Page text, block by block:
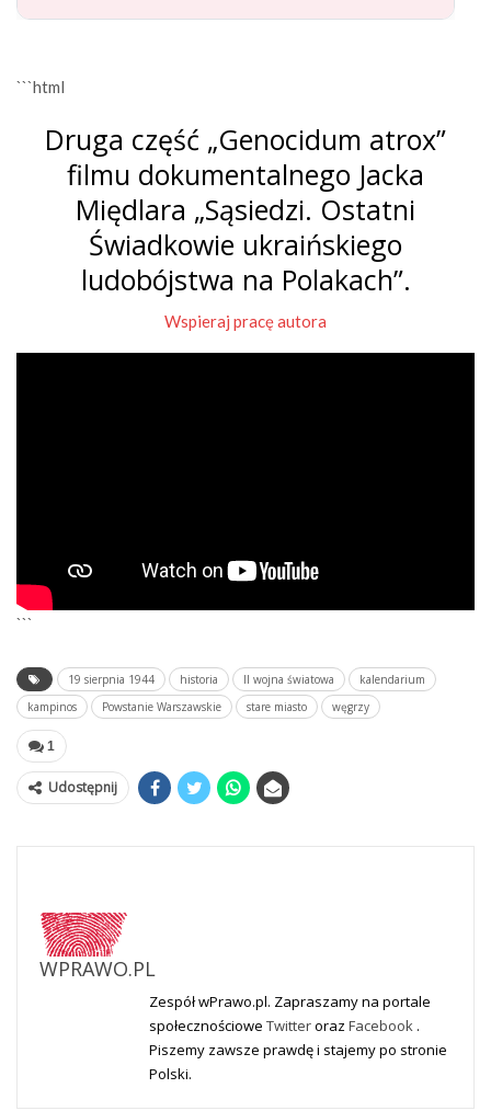
```html
Druga część „Genocidum atrox”
filmu dokumentalnego Jacka
Międlara „Sąsiedzi. Ostatni
Świadkowie ukraińskiego
ludobójstwa na Polakach”.
Wspieraj pracę autora
```
19 sierpnia 1944 historia II wojna światowa
kalendarium
kampinos
Powstanie Warszawskie stare miasto węgrzy
1
Udostępnij
WPRAWO.PL
Zespół wPrawo.pl. Zapraszamy na portale
społecznościowe Twitteroraz Facebook .
Piszemy zawsze prawdę i stajemy po stronie
Polski.